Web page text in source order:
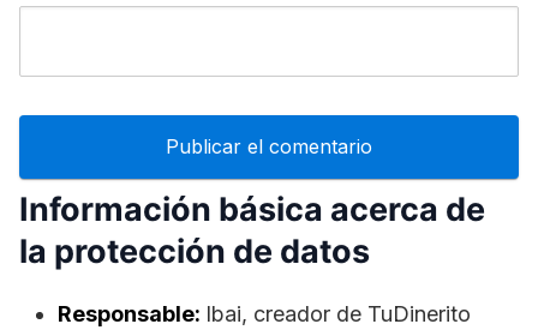
Información básica acerca de
la protección de datos
Responsable: lbai, creador de TuDinerito